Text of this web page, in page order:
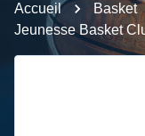
Accueil Basket
Jeunesse Basket